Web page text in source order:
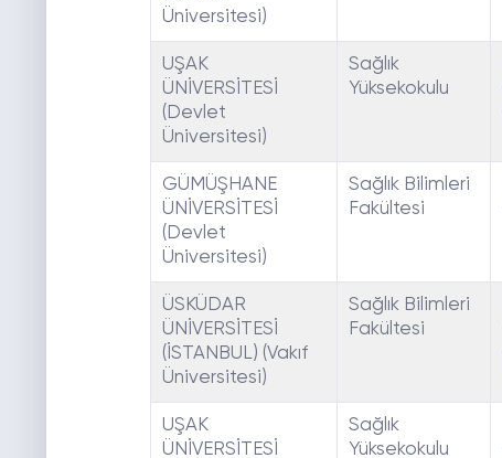
Üniversitesi)
UŞAK
ÜNİVERSİTESİ
(Devlet
Üniversitesi)
Sağlık
Yüksekokulu
GÜMÜŞHANE
ÜNİVERSİTESİ
(Devlet
Üniversitesi)
Sağlık Bilimleri
Fakültesi
ÜSKÜDAR
ÜNİVERSİTESİ
(İSTANBUL) (Vakıf
Üniversitesi)
Sağlık Bilimleri
Fakültesi
UŞAK
ÜNİVERSİTESİ
Sağlık
Yüksekokulu